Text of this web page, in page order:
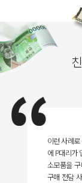
이런 사례
에 P대리가
소모품을
구매 전담